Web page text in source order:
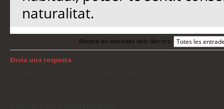
naturalitat.
Mostra les entrades dels darrers:
Envia una resposta